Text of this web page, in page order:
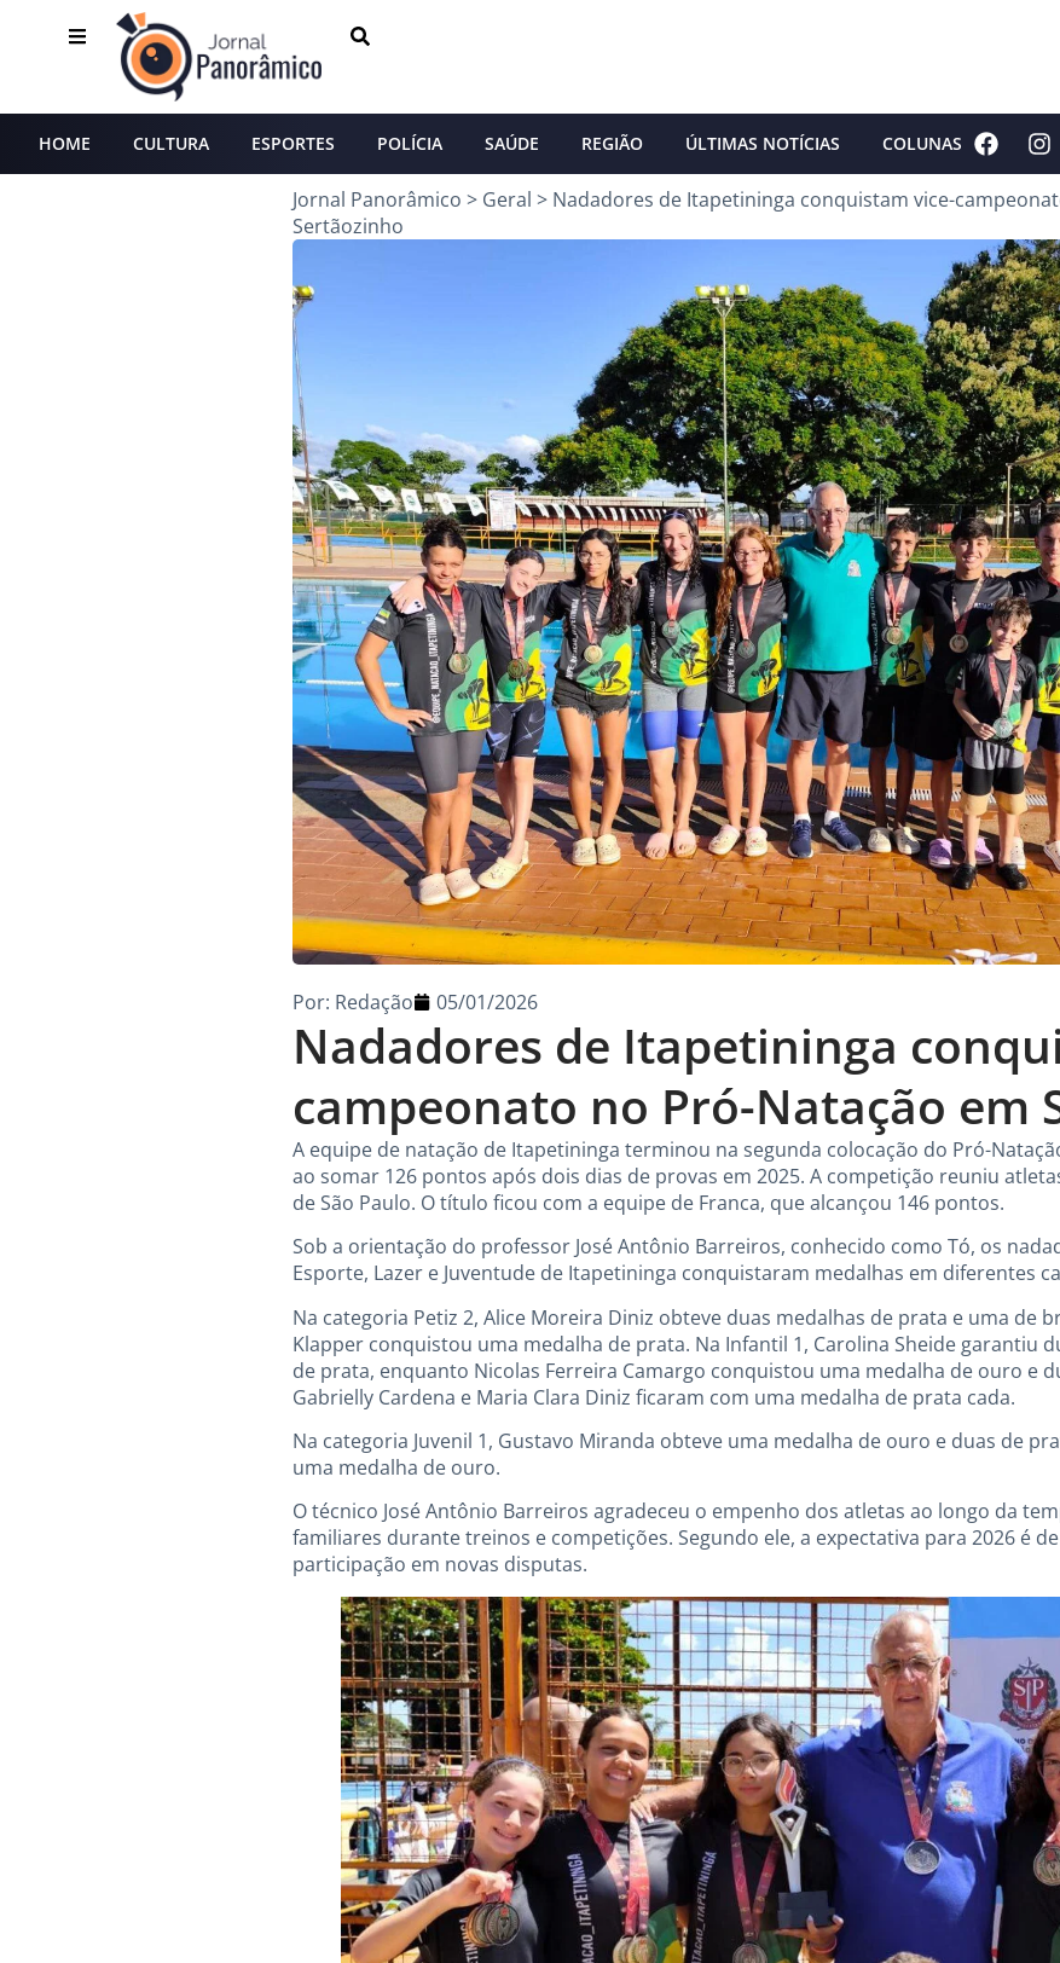
HOME CULTURA ESPORTES POLÍCIA SAÚDE REGIÃO ÚLTIMAS NOTÍCIAS COLUNAS
Jornal Panorâmico > Geral > Nadadores de Itapetininga conquistam vice-
Sertãozinho
Nadadores de Itapetininga
campeonato no Pró-Natação em
Por: Redação 05/01/2026
A equipe de natação de Itapetininga terminou na segunda colocação do Pró-
ao somar 126 pontos após dois dias de provas em 2025. A competição reuniu
de São Paulo. O título ficou com a equipe de Franca, que alcançou 146 pontos.
Sob a orientação do professor José Antônio Barreiros, conhecido como Tó, os
Esporte, Lazer e Juventude de Itapetininga conquistaram medalhas em diferentes
Na categoria Petiz 2, Alice Moreira Diniz obteve duas medalhas de prata e uma de
Klapper conquistou uma medalha de prata. Na Infantil 1, Carolina Sheide garantiu
de prata, enquanto Nicolas Ferreira Camargo conquistou uma medalha de ouro e
Gabrielly Cardena e Maria Clara Diniz ficaram com uma medalha de prata cada.
Na categoria Juvenil 1, Gustavo Miranda obteve uma medalha de ouro e duas de
uma medalha de ouro.
O técnico José Antônio Barreiros agradeceu o empenho dos atletas ao longo da
familiares durante treinos e competições. Segundo ele, a expectativa para 2026 é
participação em novas disputas.